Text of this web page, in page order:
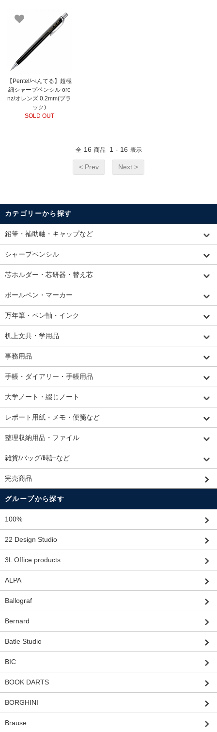
【Pentel/ぺんてる】超極
細シャープペンシル ore
nz/オレンズ 0.2mm(ブラ
ック)
SOLD OUT
全 16 商品 1 - 16 表示
< Prev Next >
カテゴリーから探す
鉛筆・補助軸・キャップなど
シャープペンシル
芯ホルダー・芯研器・替え芯
ボールペン・マーカー
万年筆・ペン軸・インク
机上文具・学用品
事務用品
手帳・ダイアリー・手帳用品
大学ノート・綴じノート
レポート用紙・メモ・便箋など
整理収納用品・ファイル
雑貨/バッグ/時計など
完売商品
グループから探す
100%
22 Design Studio
3L Office products
ALPA
Ballograf
Bernard
Batle Studio
BIC
BOOK DARTS
BORGHINI
Brause